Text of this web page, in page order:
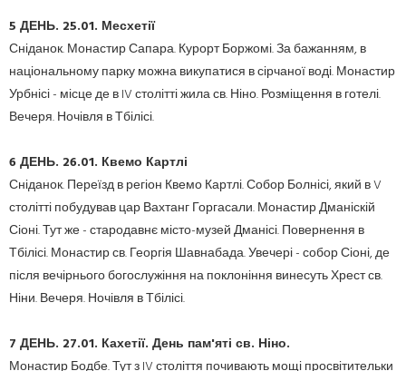
5 ДЕНЬ. 25.01. Месхетії
Сніданок.Монастир Сапара.Курорт Боржомі.За бажанням, в
національному парку можна викупатися в сірчаної воді.Монастир
Урбнісі - місце де в IV столітті жила св.Ніно.Розміщення в готелі.
Вечеря.Ночівля в Тбілісі.
6 ДЕНЬ. 26.01. Квемо Картлі
Сніданок.Переїзд в регіон Квемо Картлі.Собор Болнісі, який в V
столітті побудував цар Вахтанг Горгасали.Монастир Дманіскій
Сіоні.Тут же - стародавнє місто-музей Дманісі.Повернення в
Тбілісі.Монастир св.Георгія Шавнабада.Увечері - собор Сіоні, де
після вечірнього богослужіння на поклоніння винесуть Хрест св.
Ніни.Вечеря.Ночівля в Тбілісі.
7 ДЕНЬ. 27.01. Кахетії. День пам'яті св. Ніно.
Монастир Бодбе.Тут з IV століття почивають мощі просвітительки